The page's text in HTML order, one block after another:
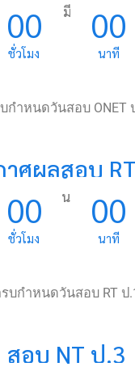
วันที่ 27-28 มีนาคม 2567
00
ชั่วโมง
00
นาที
กำหนดวันสอบ ONET
าศผลสอบ
วันที่ 27 มีนาคม 2567
00
ชั่วโมง
00
นาที
บกำหนดวันสอบ RT ป
สอบ NT ป.3